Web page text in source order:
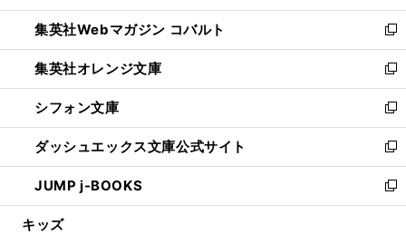
開
く
ウ
で
開
く
ン
ド
ウ
で
開
く
ウ
ィ
ン
ド
ウ
で
開
く
集英社Webマガジン コバルト
新
し
い
ウ
ィ
ン
ド
ウ
で
開
集英社オレンジ文庫
新
し
い
ウ
ィ
ン
ド
ウ
シフォン文庫
新
し
い
ウ
ィ
ン
ダッシュエックス文庫公式サイト
新
し
い
ウ
JUMP j-BOOKS
新
し
キッズ